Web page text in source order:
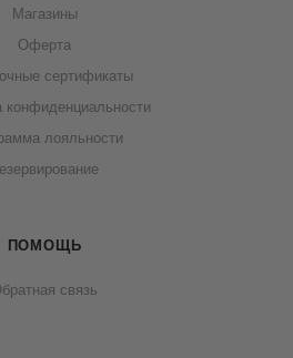
Магазины
Оферта
сертификаты
конфиденциальности
лояльности
ПОМОЩЬ
связь